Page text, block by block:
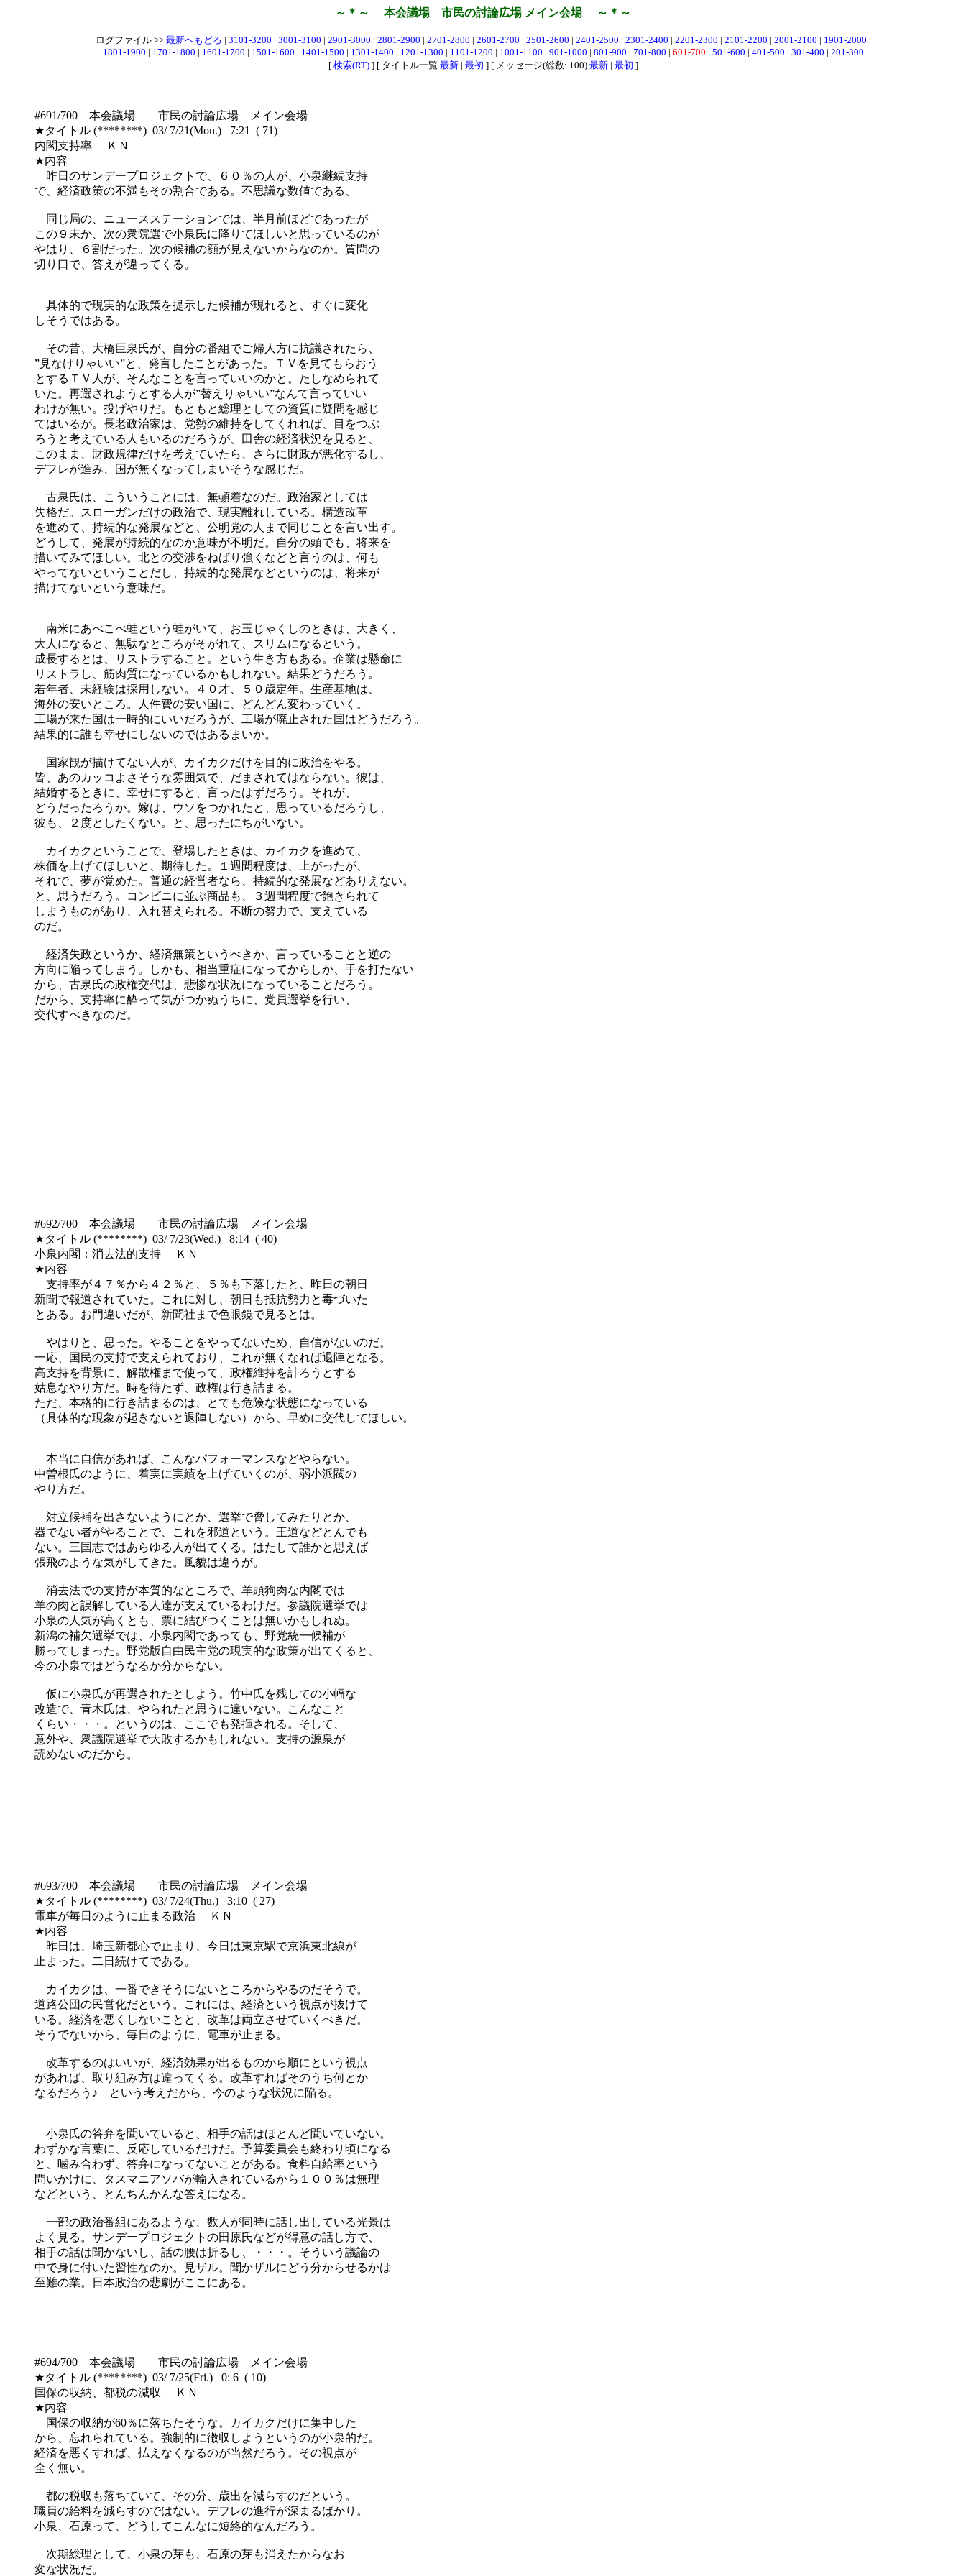
～＊～ 本会議場 市民の討論広場 メイン会場 ～＊～
ログファイル >> 最新へもどる | 3101-3200 | 3001-3100 | 2901-3000 | 2801-2900 | 2701-2800 | 2601-2700 | 2501-2600 | 2401-2500 | 2301-2400 | 2201-2300 | 2101-2200 | 2001-2100 | 1901-2000 |
1801-1900 | 1701-1800 | 1601-1700 | 1501-1600 | 1401-1500 | 1301-1400 | 1201-1300 | 1101-1200 | 1001-1100 | 901-1000 | 801-900 | 701-800 | 601-700 | 501-600 | 401-500 | 301-400 | 201-300
[ 検索(RT)] [ タイトル一覧 最新| 最初 ] [ メッセージ(総数: 100) 最新| 最初 ]
#691/700 本会議場 市民の討論広場 メイン会場
★タイトル (********) 03/ 7/21(Mon.) 7:21 ( 71)
内閣支持率 ＫＮ
★内容
昨日のサンデープロジェクトで、６０％の人が、小泉継続支持
で、経済政策の不満もその割合である。不思議な数値である、
同じ局の、ニュースステーションでは、半月前ほどであったが
この９末か、次の衆院選で小泉氏に降りてほしいと思っているのが
やはり、６割だった。次の候補の顔が見えないからなのか。質問の
切り口で、答えが違ってくる。
具体的で現実的な政策を提示した候補が現れると、すぐに変化
しそうではある。
その昔、大橋巨泉氏が、自分の番組でご婦人方に抗議されたら、
”見なけりゃいい”と、発言したことがあった。ＴＶを見てもらおう
とするＴＶ人が、そんなことを言っていいのかと。たしなめられて
いた。再選されようとする人が”替えりゃいい”なんて言っていい
わけが無い。投げやりだ。もともと総理としての資質に疑問を感じ
てはいるが。長老政治家は、党勢の維持をしてくれれば、目をつぶ
ろうと考えている人もいるのだろうが、田舎の経済状況を見ると、
このまま、財政規律だけを考えていたら、さらに財政が悪化するし、
デフレが進み、国が無くなってしまいそうな感じだ。
古泉氏は、こういうことには、無頓着なのだ。政治家としては
失格だ。スローガンだけの政治で、現実離れしている。構造改革
を進めて、持続的な発展などと、公明党の人まで同じことを言い出す。
どうして、発展が持続的なのか意味が不明だ。自分の頭でも、将来を
描いてみてほしい。北との交渉をねばり強くなどと言うのは、何も
やってないということだし、持続的な発展などというのは、将来が
描けてないという意味だ。
南米にあべこべ蛙という蛙がいて、お玉じゃくしのときは、大きく、
大人になると、無駄なところがそがれて、スリムになるという。
成長するとは、リストラすること。という生き方もある。企業は懸命に
リストラし、筋肉質になっているかもしれない。結果どうだろう。
若年者、未経験は採用しない。４０才、５０歳定年。生産基地は、
海外の安いところ。人件費の安い国に、どんどん変わっていく。
工場が来た国は一時的にいいだろうが、工場が廃止された国はどうだろう。
結果的に誰も幸せにしないのではあるまいか。
国家観が描けてない人が、カイカクだけを目的に政治をやる。
皆、あのカッコよさそうな雰囲気で、だまされてはならない。彼は、
結婚するときに、幸せにすると、言ったはずだろう。それが、
どうだったろうか。嫁は、ウソをつかれたと、思っているだろうし、
彼も、２度としたくない。と、思ったにちがいない。
カイカクということで、登場したときは、カイカクを進めて、
株価を上げてほしいと、期待した。１週間程度は、上がったが、
それで、夢が覚めた。普通の経営者なら、持続的な発展などありえない。
と、思うだろう。コンビニに並ぶ商品も、３週間程度で飽きられて
しまうものがあり、入れ替えられる。不断の努力で、支えている
のだ。
経済失政というか、経済無策というべきか、言っていることと逆の
方向に陥ってしまう。しかも、相当重症になってからしか、手を打たない
から、古泉氏の政権交代は、悲惨な状況になっていることだろう。
だから、支持率に酔って気がつかぬうちに、党員選挙を行い、
交代すべきなのだ。
#692/700 本会議場 市民の討論広場 メイン会場
★タイトル (********) 03/ 7/23(Wed.) 8:14 ( 40)
小泉内閣：消去法的支持 ＫＮ
★内容
支持率が４７％から４２％と、５％も下落したと、昨日の朝日
新聞で報道されていた。これに対し、朝日も抵抗勢力と毒づいた
とある。お門違いだが、新聞社まで色眼鏡で見るとは。
やはりと、思った。やることをやってないため、自信がないのだ。
一応、国民の支持で支えられており、これが無くなれば退陣となる。
高支持を背景に、解散権まで使って、政権維持を計ろうとする
姑息なやり方だ。時を待たず、政権は行き詰まる。
ただ、本格的に行き詰まるのは、とても危険な状態になっている
（具体的な現象が起きないと退陣しない）から、早めに交代してほしい。
本当に自信があれば、こんなパフォーマンスなどやらない。
中曽根氏のように、着実に実績を上げていくのが、弱小派閥の
やり方だ。
対立候補を出さないようにとか、選挙で脅してみたりとか、
器でない者がやることで、これを邪道という。王道などとんでも
ない。三国志ではあらゆる人が出てくる。はたして誰かと思えば
張飛のような気がしてきた。風貌は違うが。
消去法での支持が本質的なところで、羊頭狗肉な内閣では
羊の肉と誤解している人達が支えているわけだ。参議院選挙では
小泉の人気が高くとも、票に結びつくことは無いかもしれぬ。
新潟の補欠選挙では、小泉内閣であっても、野党統一候補が
勝ってしまった。野党版自由民主党の現実的な政策が出てくると、
今の小泉ではどうなるか分からない。
仮に小泉氏が再選されたとしよう。竹中氏を残しての小幅な
改造で、青木氏は、やられたと思うに違いない。こんなこと
くらい・・・。というのは、ここでも発揮される。そして、
意外や、衆議院選挙で大敗するかもしれない。支持の源泉が
読めないのだから。
#693/700 本会議場 市民の討論広場 メイン会場
★タイトル (********) 03/ 7/24(Thu.) 3:10 ( 27)
電車が毎日のように止まる政治 ＫＮ
★内容
昨日は、埼玉新都心で止まり、今日は東京駅で京浜東北線が
止まった。二日続けてである。
カイカクは、一番できそうにないところからやるのだそうで。
道路公団の民営化だという。これには、経済という視点が抜けて
いる。経済を悪くしないことと、改革は両立させていくべきだ。
そうでないから、毎日のように、電車が止まる。
改革するのはいいが、経済効果が出るものから順にという視点
があれば、取り組み方は違ってくる。改革すればそのうち何とか
なるだろう♪ という考えだから、今のような状況に陥る。
小泉氏の答弁を聞いていると、相手の話はほとんど聞いていない。
わずかな言葉に、反応しているだけだ。予算委員会も終わり頃になる
と、噛み合わず、答弁になってないことがある。食料自給率という
問いかけに、タスマニアソバが輸入されているから１００％は無理
などという、とんちんかんな答えになる。
一部の政治番組にあるような、数人が同時に話し出している光景は
よく見る。サンデープロジェクトの田原氏などが得意の話し方で、
相手の話は聞かないし、話の腰は折るし、・・・。そういう議論の
中で身に付いた習性なのか。見ザル。聞かザルにどう分からせるかは
至難の業。日本政治の悲劇がここにある。
#694/700 本会議場 市民の討論広場 メイン会場
★タイトル (********) 03/ 7/25(Fri.) 0: 6 ( 10)
国保の収納、都税の減収 ＫＮ
★内容
国保の収納が60％に落ちたそうな。カイカクだけに集中した
から、忘れられている。強制的に徴収しようというのが小泉的だ。
経済を悪くすれば、払えなくなるのが当然だろう。その視点が
全く無い。
都の税収も落ちていて、その分、歳出を減らすのだという。
職員の給料を減らすのではない。デフレの進行が深まるばかり。
小泉、石原って、どうしてこんなに短絡的なんだろう。
次期総理として、小泉の芽も、石原の芽も消えたからなお
変な状況だ。